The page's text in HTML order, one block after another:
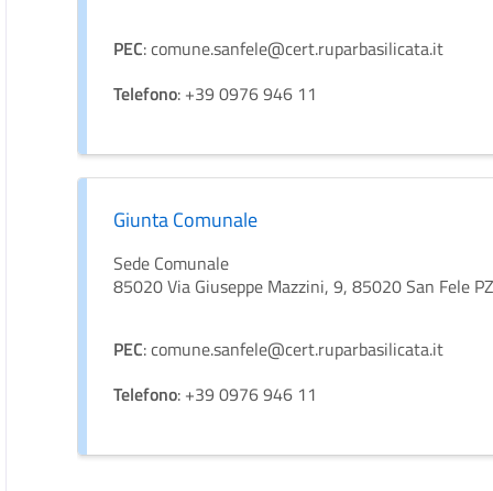
PEC: comune.sanfele@cert.ruparbasilicata.it
Telefono: +39 0976 946 11
Giunta Comunale
Sede Comunale
85020 Via Giuseppe Mazzini, 9, 85020 San Fele
PEC: comune.sanfele@cert.ruparbasilicata.it
Telefono: +39 0976 946 11